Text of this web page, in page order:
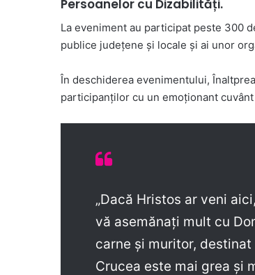
Persoanelor cu Dizabilități.
La eveniment au participat peste 300
publice județene și locale și ai unor
În deschiderea evenimentului,
participanților cu un emoționant
„Dacă Hristos ar veni
vă asemănați mult cu
carne și muritor,
Crucea este mai grea și